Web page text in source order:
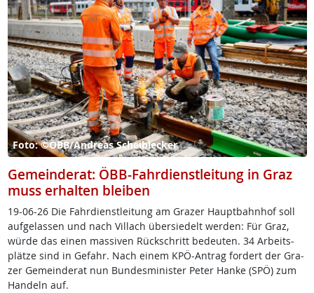
Foto: ©ÖBB/Andreas Scheiblecker
Gemeinderat: ÖBB-Fahrdienstleitung in Graz
muss erhalten bleiben
19-06-26 Die Fahr­di­enst­lei­tung am Gra­zer Haupt­bahn­hof soll
auf­ge­las­sen und nach Vil­lach über­sie­delt wer­den: Für Graz,
wür­de das ei­nen mas­si­ven Rück­schritt be­deu­ten. 34 Ar­beits­
plät­ze sind in Ge­fahr. Nach ei­nem KPÖ-An­trag for­dert der Gra­
zer Ge­mein­de­rat nun Bun­des­mi­nis­ter Pe­ter Han­ke (SPÖ) zum
Han­deln auf.